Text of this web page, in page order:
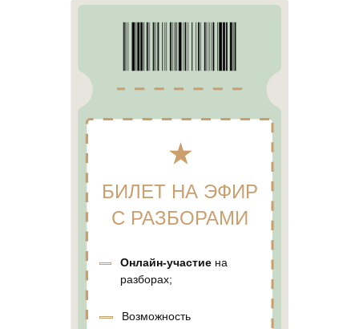
БИЛЕТ НА ЭФИР
С РАЗБОРАМИ
Онлайн-участие на
разборах;
Возможность